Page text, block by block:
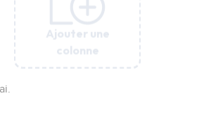
Ajouter une
colonne
Ajouter une
colonne
Ajouter une
colonne
Ajouter une
colonne
Ajouter une
colonne
Ajouter une
colonne